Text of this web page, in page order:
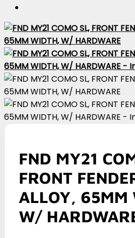
FND MY21
FRONT
ALLOY, 65MM
W/